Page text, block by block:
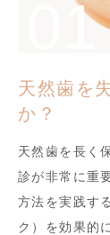
天然歯を
か？
天然歯を長く
診が非常に重
方法を実践す
ク）を効果的